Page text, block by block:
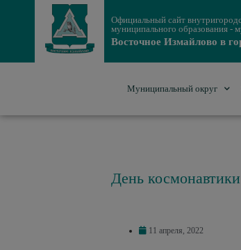
Официальный сайт
муниципального образования -
Восточное Измайлово в
Муниципальный округ
День космонавтики
11 апреля, 2022